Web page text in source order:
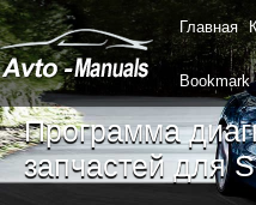
Главная
Bookmark
Программа
запчастей для